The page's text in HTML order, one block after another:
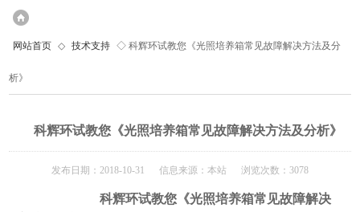
网站首页 ◇ 技术支持 ◇ 科辉环试教您《光照培养箱常见故障解决方法及分
析》
科辉环试教您《光照培养箱常见故障解决方法及分析》
发布日期：2018-10-31 信息来源：本站 浏览次数：3078
科辉环试教您《光照培养箱常见故障解决